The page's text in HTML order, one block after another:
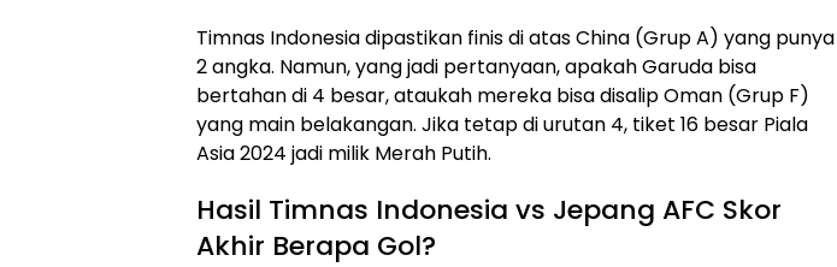
Timnas Indonesia dipastikan finis di atas China (Grup A) yang punya
2 angka. Namun, yang jadi pertanyaan, apakah Garuda bisa
bertahan di 4 besar, ataukah mereka bisa disalip Oman (Grup F)
yang main belakangan. Jika tetap di urutan 4, tiket 16 besar Piala
Asia 2024 jadi milik Merah Putih.
Hasil Timnas Indonesia vs Jepang AFC Skor
Akhir Berapa Gol?